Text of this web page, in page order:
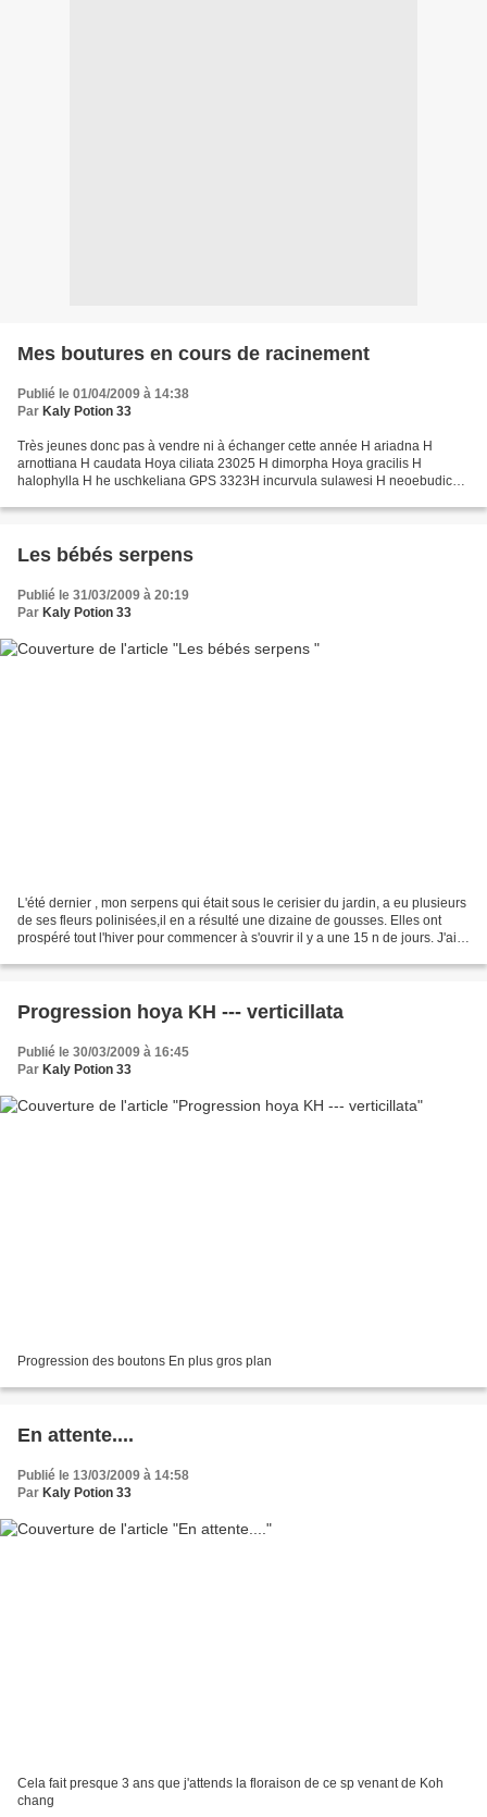
Mes boutures en cours de racinement
Publié le 01/04/2009 à 14:38
Par Kaly Potion 33
Très jeunes donc pas à vendre ni à échanger cette année H ariadna H
arnottiana H caudata Hoya ciliata 23025 H dimorpha Hoya gracilis H
halophylla H he uschkeliana GPS 3323H incurvula sulawesi H neoebudica
Les bébés serpens
Publié le 31/03/2009 à 20:19
Par Kaly Potion 33
L'été dernier , mon serpens qui était sous le cerisier du jardin, a eu plusieurs
de ses fleurs polinisées,il en a résulté une dizaine de gousses. Elles ont
prospéré tout l'hiver pour commencer à s'ouvrir il y a une 15 n de jours. J'ai
Progression hoya KH --- verticillata
Publié le 30/03/2009 à 16:45
Par Kaly Potion 33
Progression des boutons En plus gros plan
En attente....
Publié le 13/03/2009 à 14:58
Par Kaly Potion 33
Cela fait presque 3 ans que j'attends la floraison de ce sp venant de Koh
chang